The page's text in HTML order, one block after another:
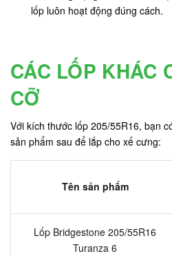
lốp luôn hoạt động đúng cách.
CÁC LỐP KHÁC
CỠ
Với kích thước lốp 205/55R16, bạn
sản phẩm sau để lắp cho xế cưng:
Tên sản phẩm
Lốp Bridgestone 205/55R16
Turanza 6